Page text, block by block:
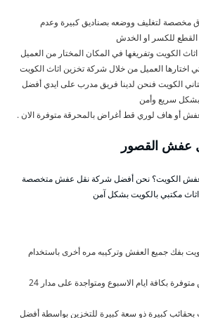
مخصصة لتغليف ووضعه بصناديق كبيرة وعدم
للكسر او الخدش
الكويت وتفريغها في المكان المختار من العميل
اختارها العميل من خلال شركة تخزين اثاث الكويت
الكويت فنحن لدينا فريق مدرب على ايدي أفضل
بشكل سريع وأمن
أو هاف لوري قط أغراض بالمحرقة متوفرة الان .
عفش القصور
الكويت؟ نحن أفضل شركة نقل عفش متخصصة
اثاث مكتبي بالكويت بشكل آمن
بفك جميع العفش وتركيبه مره أخرى باستخدام
أيضا لدينا أفضل شركة نقل عفش متوفرة بكافة ايام الاسبوع ومتواجدة على مدار 24
كبيرة ذو سعة كبيرة للتخزين بواسطة أفضل